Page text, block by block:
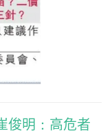
俊明：高危者